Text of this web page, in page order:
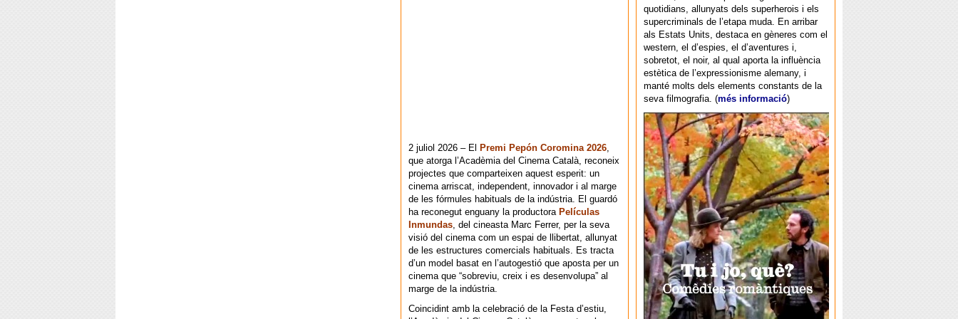
quotidians, allunyats dels superherois i els
supercriminals de l’etapa muda. En arribar
als Estats Units, destaca en gèneres com el
western, el d’espies, el d’aventures i,
sobretot, el noir, al qual aporta la influència
estètica de l’expressionisme alemany, i
manté molts dels elements constants de la
seva filmografia. (més informació)
2 juliol 2026 – El Premi Pepón Coromina 2026,
que atorga l’Acadèmia del Cinema Català, reconeix
projectes que comparteixen aquest esperit: un
cinema arriscat, independent, innovador i al marge
de les fórmules habituals de la indústria. El guardó
ha reconegut enguany la productora Películas
Inmundas, del cineasta Marc Ferrer, per la seva
visió del cinema com un espai de llibertat, allunyat
de les estructures comercials habituals. Es tracta
d’un model basat en l’autogestió que aposta per un
cinema que “sobreviu, creix i es desenvolupa” al
marge de la indústria.
Coincidint amb la celebració de la Festa d’estiu,